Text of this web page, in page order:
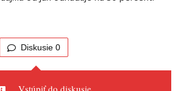
Diskusie 0
Vstúpiť do diskusie